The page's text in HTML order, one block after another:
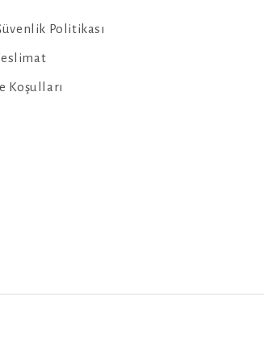
Politikası
Koşulları